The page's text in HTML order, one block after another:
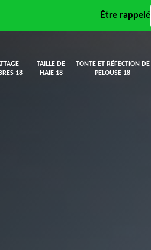
Être rappelé
18
TAILLE DE
HAIE 18
TONTE ET RÉFECTION DE
PELOUSE 18